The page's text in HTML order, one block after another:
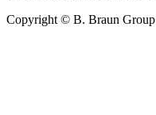
Copyright © B. Braun Group